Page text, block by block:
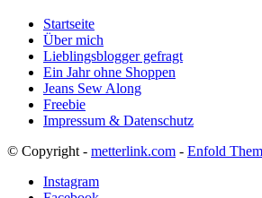
Startseite
Über mich
Lieblingsblogger gefragt
Ein Jahr ohne Shoppen
Jeans Sew Along
Freebie
Impressum & Datenschutz
© Copyright - metterlink.com - Enfold
Instagram